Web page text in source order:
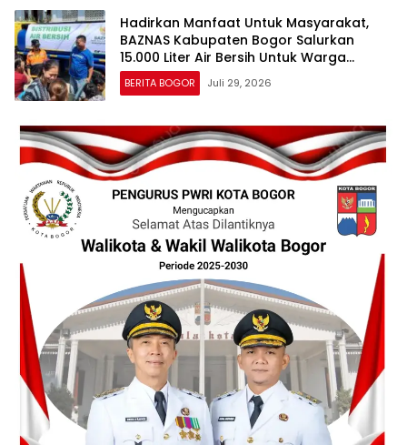
Hadirkan Manfaat Untuk Masyarakat,
BAZNAS Kabupaten Bogor Salurkan
15.000 Liter Air Bersih Untuk Warga
Terdampak Kekeringan
BERITA BOGOR Juli 29, 2026